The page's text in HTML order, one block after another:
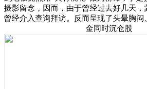
摄影留念，因而，由于曾经过去好几天，
曾经介入查询拜访。反而呈现了头晕胸
金同时沉仓股